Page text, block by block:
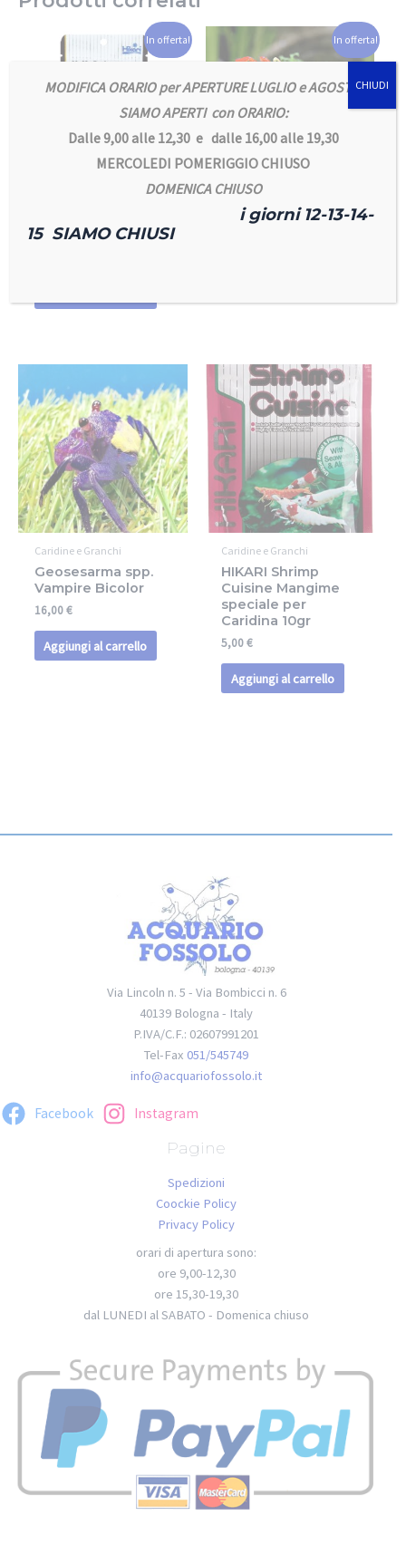
In offerta!
Hikari Crab Cuisine
In offerta!
ACQUARI & TERRARI
Tomato RED RUBY
20,00€16,00€
Caridine e Granchi
Geosesarma spp.
Vampire Bicolor
16,00€
Aggiungi al carrello
Caridine e Granchi
HIKARI Shrimp
Cuisine Mangime
speciale per
Caridina 10gr
5,00€
Aggiungi al carrello
Via Lincoln n. 5 - Via Bombicci n. 6
40139 Bologna - Italy
P.IVA/C.F.: 02607991201
Tel-Fax 051/545749
info@acquariofossolo.it
Facebook Instagram
Pagine
Spedizioni
Coockie Policy
Privacy Policy
orari di apertura sono:
ore 9,00-12,30
ore 15,30-19,30
dal LUNEDI al SABATO - Domenica chiuso
MODIFICA ORARIO per APERTURE LUGLIO e AGOSTO
SIAMO APERTI con ORARIO:
Dalle 9,00 alle 12,30 e dalle 16,00 alle 19,30
MERCOLEDI POMERIGGIO CHIUSO
DOMENICA CHIUSO
i giorni 12-13-14-
15 SIAMO CHIUSI
CHIUDI